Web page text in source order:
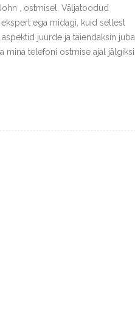
, ostmisel. Väljatoodud
ega midagi, kuid sellest
juurde ja täiendaksin juba
mina telefoni ostmise ajal